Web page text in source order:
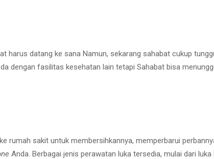
harus datang ke sana Namun, sekarang sahabat cukup
dengan fasilitas kesehatan lain tetapi Sahabat bisa
rumah sakit untuk membersihkannya, memperbarui
Anda. Berbagai jenis perawatan luka tersedia, mulai dari